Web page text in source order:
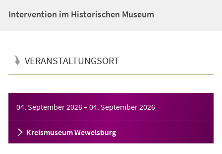
Intervention im Historischen Museum
VERANSTALTUNGSORT
04. September 2026– 04. September 2026
Kreismuseum Wewelsburg